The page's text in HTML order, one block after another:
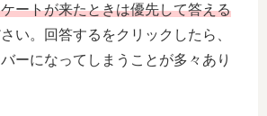
ートが来たときは優先して答える
い。回答するをクリックしたら、
ーになってしまうことが多々あり